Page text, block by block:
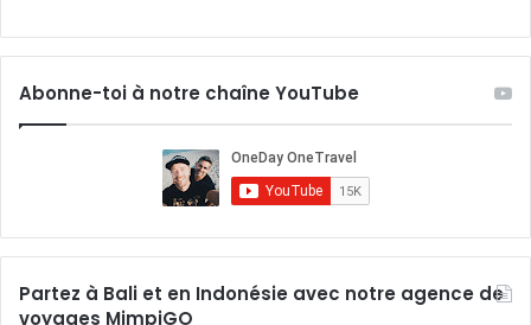
Abonne-toi à notre chaîne YouTube
Partez à Bali et en Indonésie avec notre agence de
voyages MimpiGO